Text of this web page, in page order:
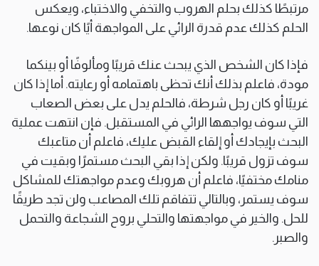
مرتبطًا كذلك بحلم الهروب والتخفي والاختباء، ويعكس
الحلم كذلك عدم قدرة الرائي على المواجهة أيًا كان نوعها.
فإذا كان الشخص الذي يبحث عنك قريبًا ومألوفًا أو بينكما
مودة، فاعلم بذلك أنك تحظى باهتمامه أو رعايته. أما إذا كان
غريبًا أو كان رجل شرطة، فالحلم يدل على بعض الصعاب
التي سوف يواجهها الرائي في المستقبل. فإن انتهت عملية
البحث بإيجادك أو إلقاء القبض عليك، فاعلم أن متاعبك
سوف تزول قريبًا. ولكن إذا بقي البحث مستمرًا وبقيت في
منامك مختفيًا، فاعلم أن هروبك وعدم مواجهتك للمشاكل
سوف يستمر، وبالتالي تتفاقم تلك المصاعب ولن تجد طريقًا
للحل. والخير في مواجهتها والتحلي بروح الشجاعة والتحمل
والصبر.